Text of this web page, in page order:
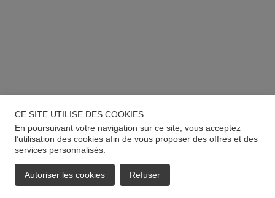
CE SITE UTILISE DES COOKIES
En poursuivant votre navigation sur ce site, vous acceptez
l’utilisation des cookies afin de vous proposer des offres et des
services personnalisés.
Autoriser les cookies Refuser